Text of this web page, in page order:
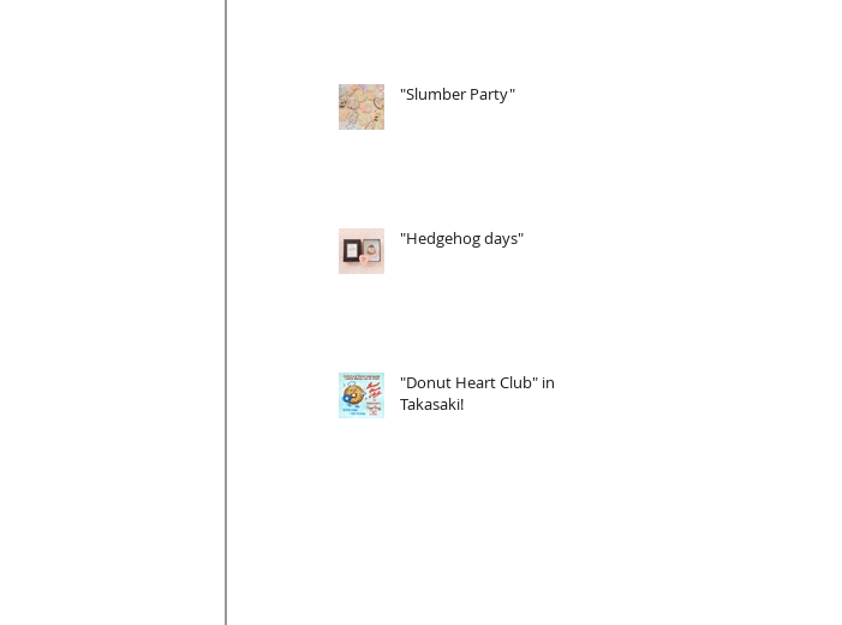
"Slumber Party"
"Hedgehog days"
"Donut Heart Club" in
Takasaki!